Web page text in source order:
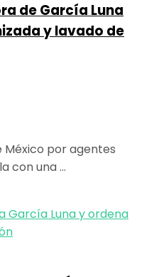
de García Luna
y lavado de
México por agentes
con una ...